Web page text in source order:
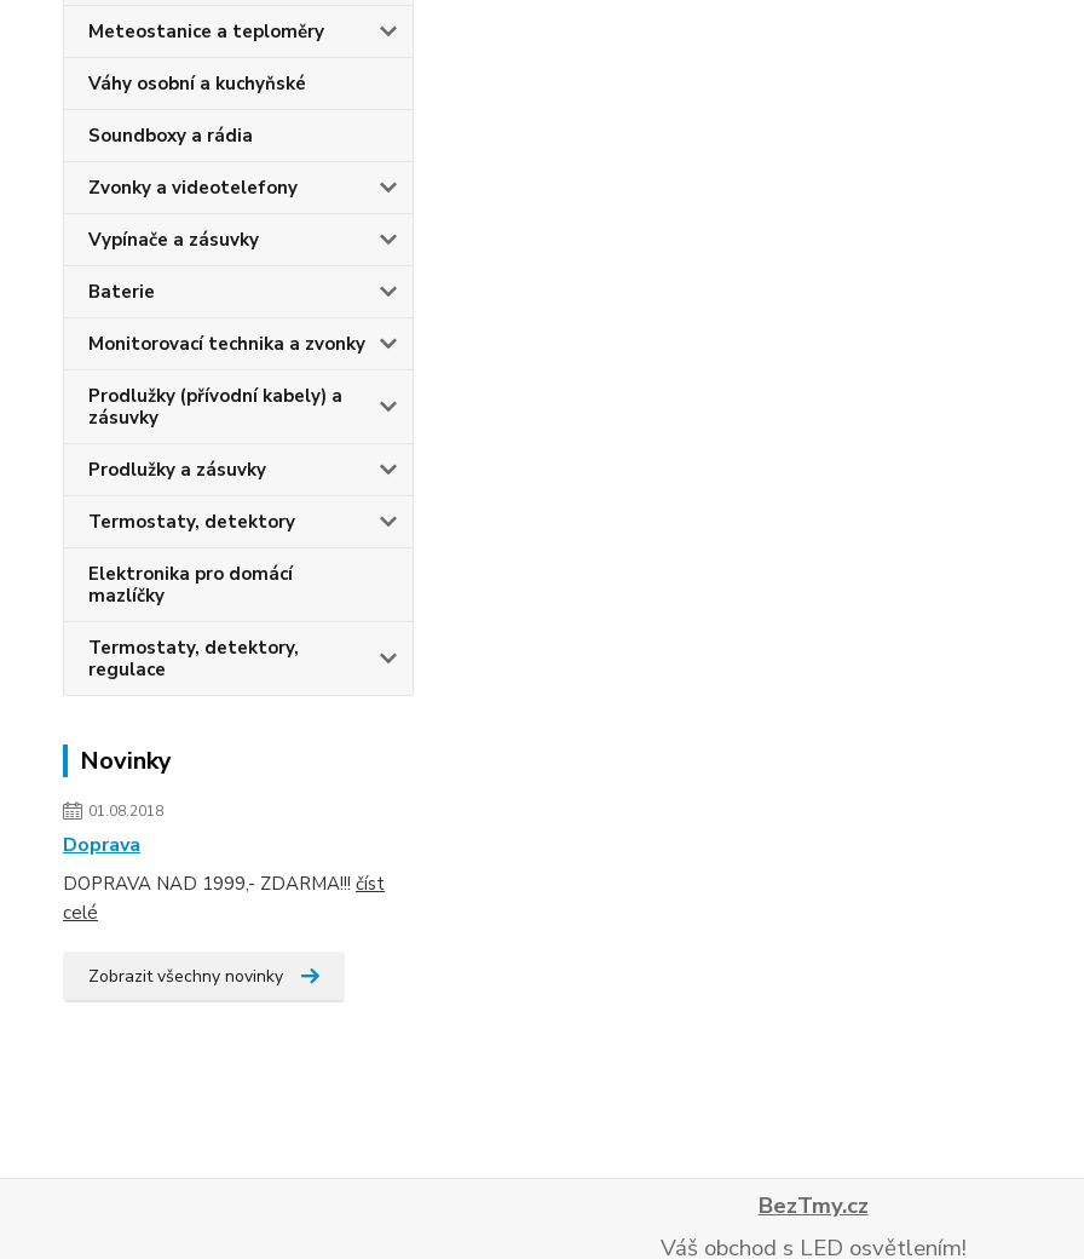
Meteostanice a teploměry
Váhy osobní a kuchyňské
Soundboxy a rádia
Zvonky a videotelefony
Vypínače a zásuvky
Baterie
Monitorovací technika a zvonky
Prodlužky (přívodní kabely) a
zásuvky
Prodlužky a zásuvky
Termostaty, detektory
Elektronika pro domácí
mazlíčky
Termostaty, detektory,
regulace
Novinky
01.08.2018
Doprava
DOPRAVA NAD 1999,- ZDARMA!!! číst
celé
Zobrazit všechny novinky
BezTmy.cz
Váš obchod s LED osvětlením!